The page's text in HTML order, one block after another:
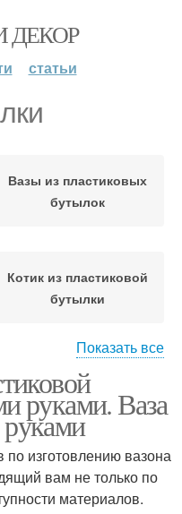
ДЕКОР
статьи
Вазы из пластиковых
бутылок
Котик из пластиковой
бутылки
Руки из пластиковых
бутылок
Показать все
руками. Ваза
изготовлению вазона
вам не только по
материалов.